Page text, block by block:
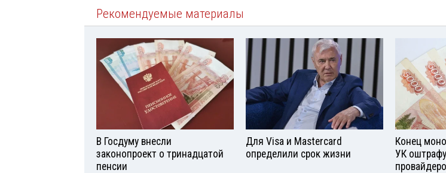
Рекомендуемые материалы
В Госдуму внесли
законопроект о тринадцатой
пенсии
Для Visа и Mastercard
определили срок жизни
Конец
УК